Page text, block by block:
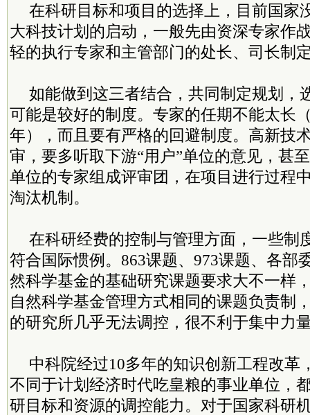
在科研目标和项目的选择上，目前国家
大科技计划的启动，一般先由资深专家作
轻的执行专家和主管部门的处长、司长制
如能做到这三者结合，共同制定规划，
可能是较好的制度。专家的任期不能太长
年），而且要有严格的回避制度。高新技
审，要多听取下游“用户”单位的意见，甚
单位的专家组成评审团，在项目进行过程
淘汰机制。
在科研经费的控制与管理方面，一些制
符合国际惯例。863课题、973课题、各部
然科学基金的基础研究课题要求大不一样
自然科学基金管理方式相同的课题负责制
的研究所几乎无法调控，很不利于集中力
中科院经过10多年的知识创新工程改革
不同于计划经济时代吃皇粮的事业单位，
研目标和资源的调控能力。对于国家科研